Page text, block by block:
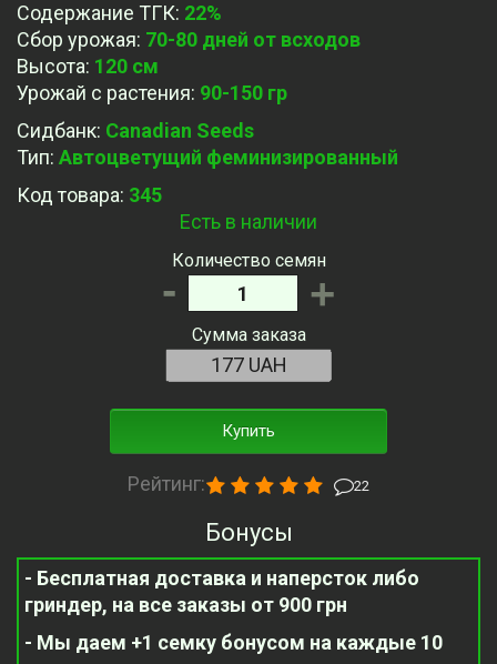
Содержание ТГК: 22%
Сбор урожая: 70-80 дней от всходов
Высота: 120 cм
Урожай с растения: 90-150 гр
Сидбанк: Canadian Seeds
Тип: Автоцветущий феминизированный
Код товара: 345
Есть в наличии
Количество семян
- +
Сумма заказа
Купить
Рейтинг: 22
Бонусы
- Бесплатная доставка и наперсток либо
гриндер, на все заказы от 900 грн
- Мы даем +1 семку бонусом на каждые 10